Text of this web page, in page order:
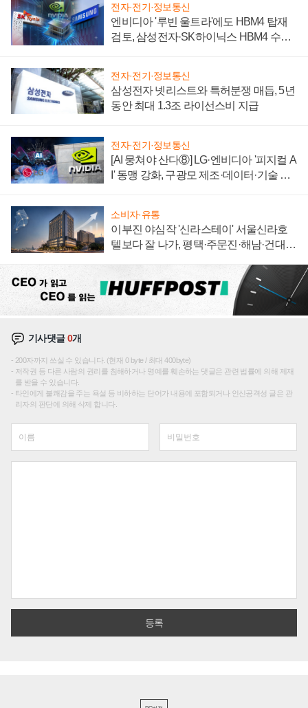
전자·전기·정보통신
엔비디아 '루빈 울트라'에도 HBM4 탑재
검토, 삼성전자·SK하이닉스 HBM4 수율
전자·전기·정보통신
삼성전자 넷리스트와 특허분쟁 매듭, 5년
동안 최대 1.3조 라이선스비 지급
전자·전기·정보통신
[AI 뭉쳐야 산다⑧] LG·엔비디아 '피지컬 A
I' 동맹 강화, 구광모 제조·데이터·기술 결
소비자·유통
이부진 야심작 '신라스테이' 서울신라호
텔보다 잘 나가, 평택·주문진·해남·건대로
기사댓글0개
200자까지 쓰실 수 있습니다. (현재 0 byte / 최대 400byte)
저작권 등 다른 사람의 권리를 침해하거나 명예를 훼손하는 댓글은 관련 법률에 의해 제재
를 받을 수 있습니다.
타인에게 불쾌감을 주는 욕설 등 비하하는 단어가 내용에 포함되거나 인신공격성 글은 관
리자의 판단에 의해 삭제 합니다.